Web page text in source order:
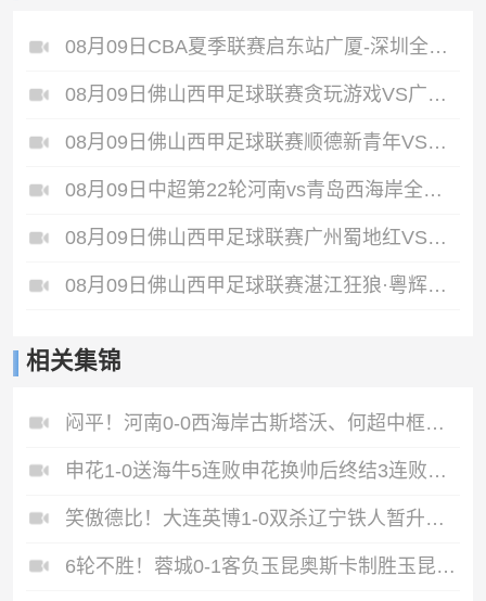
08月09日CBA夏季联赛启东站广厦-深圳全场录像
08月09日佛山西甲足球联赛贪玩游戏VS广东西南建设全场录像
08月09日佛山西甲足球联赛顺德新青年VS三水乐民兴健力宝全场录像
08月09日中超第22轮河南vs青岛西海岸全场录像
08月09日佛山西甲足球联赛广州蜀地红VS广东客家青年全场录像
08月09日佛山西甲足球联赛湛江狂狼·粵辉能源VS三七互娱全场录像
相关集锦
闷平！河南0-0西海岸古斯塔沃、何超中框阿布拉汗替补席染红
申花1-0送海牛5连败申花换帅后终结3连败阿苏埃助攻徐皓阳制胜
笑傲德比！大连英博1-0双杀辽宁铁人暂升第2斯坦丘远射制胜
6轮不胜！蓉城0-1客负玉昆奥斯卡制胜玉昆暂第三蓉城全场1射正